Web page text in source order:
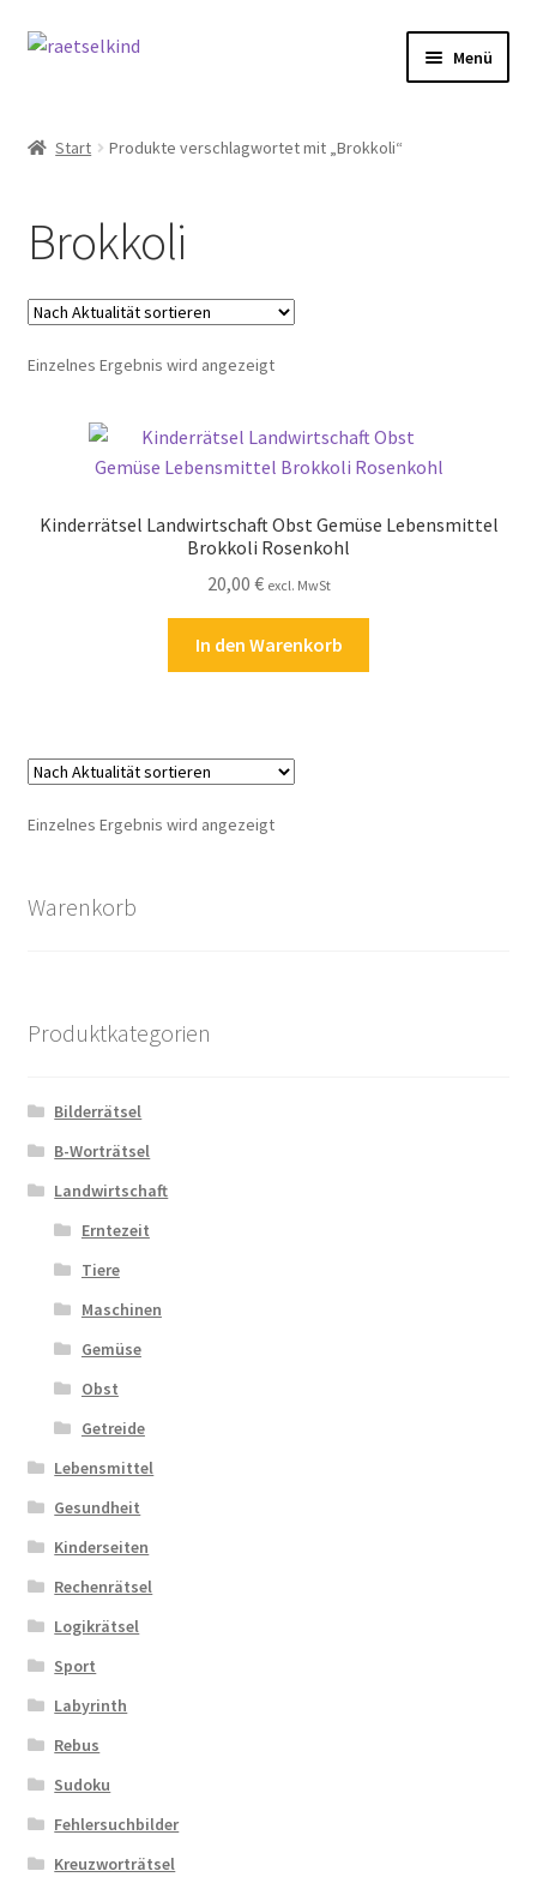
Zur
Zum
Menü
Cookie-Richtlinie (EU)
Datenschutzbelehrung
Echtheit von Bewertungen
Shop
Start Produkte verschlagwortet mit „Brokkoli“
Brokkoli
Einzelnes Ergebnis wird angezeigt
Kinderrätsel Landwirtschaft Obst Gemüse Lebensmittel
Brokkoli Rosenkohl
20,00 € excl. MwSt
In den Warenkorb
Einzelnes Ergebnis wird angezeigt
Warenkorb
Produktkategorien
Bilderrätsel
B-Worträtsel
Landwirtschaft
Erntezeit
Tiere
Maschinen
Gemüse
Obst
Getreide
Lebensmittel
Gesundheit
Kinderseiten
Rechenrätsel
Logikrätsel
Sport
Labyrinth
Rebus
Sudoku
Fehlersuchbilder
Kreuzworträtsel